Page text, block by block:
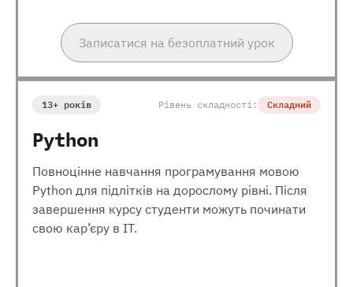
Записатися на безоплатний урок
13+ років Рівень складності: Складний
Python
Повноцінне навчання програмування мовою
Python для підлітків на дорослому рівні. Після
завершення курсу студенти можуть починати
свою кар’єру в ІТ.